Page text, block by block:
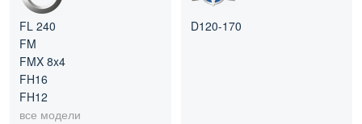
FL 240
FM
FMX 8x4
FH16
FH12
все модели
D120-170